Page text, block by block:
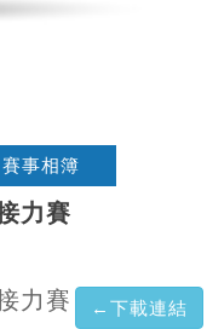
賽事相簿
力賽
力賽 ←下載連結